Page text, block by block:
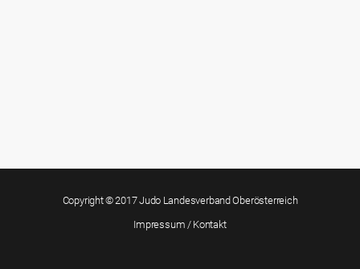
Copyright © 2017 Judo Landesverband Oberösterreich
Impressum / Kontakt